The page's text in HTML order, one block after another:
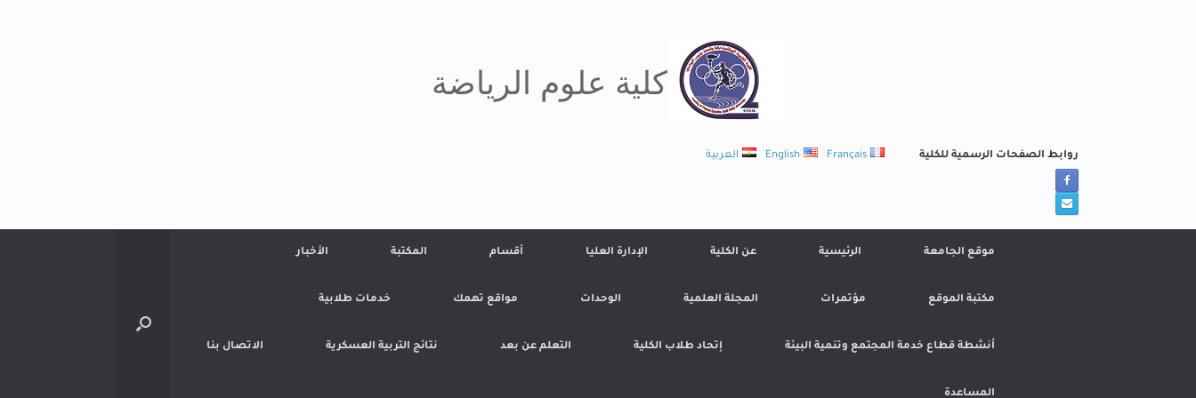
كلية علوم الرياضة
روابط الصفحات الرسمية للكلية العربية English Français
موقع الجامعة الرئيسية عن الكلية الإدارة العليا أقسام المكتبة الأخبار
مكتبة الموقع مؤتمرات المجلة العلمية الوحدات مواقع تهمك خدمات طلابية
أنشطة قطاع خدمة المجتمع وتنمية البيئة إتحاد طلاب الكلية التعلم عن بعد نتائج التربية العسكرية الاتصال بنا
المساعدة